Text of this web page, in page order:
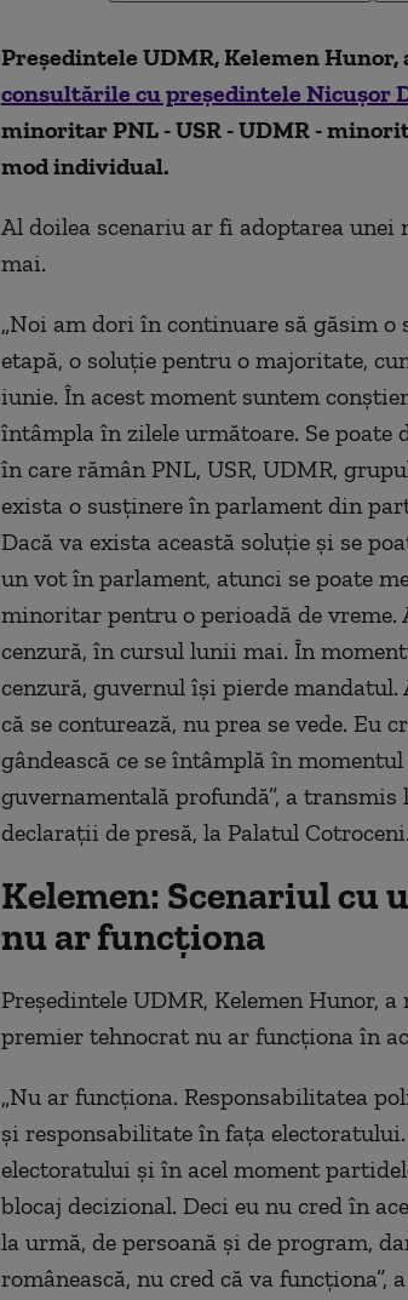
Preşedintele UDMR, Kelemen
consultările cu preşedintele Nicuşor
minoritar PNL - USR - UDMR -
mod individual.
Al doilea scenariu ar fi adoptarea
mai.
„Noi am dori în continuare să găsim o
etapă, o soluţie pentru o majoritate,
iunie. În acest moment suntem
întâmpla în zilele următoare. Se
în care rămân PNL, USR, UDMR,
exista o susţinere în parlament din
Dacă va exista această soluţie şi se
un vot în parlament, atunci se poate
minoritar pentru o perioadă de vreme.
cenzură, în cursul lunii mai. În
cenzură, guvernul îşi pierde
că se conturează, nu prea se vede. Eu
gândească ce se întâmplă în
guvernamentală profundă”, a
declaraţii de presă, la Palatul Cotroceni.
Kelemen: Scenariul cu
nu ar funcţiona
Preşedintele UDMR, Kelemen Hunor,
premier tehnocrat nu ar funcţiona în
„Nu ar funcţiona. Responsabilitatea
şi responsabilitate în faţa
electoratului şi în acel moment
blocaj decizional. Deci eu nu cred în
la urmă, de persoană şi de program,
românească, nu cred că va funcţiona”,